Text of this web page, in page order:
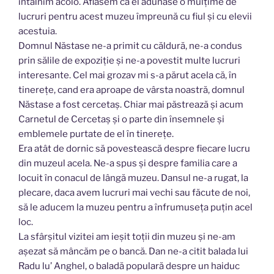
lucruri pentru acest muzeu împreună cu fiul și cu elevii
acestuia.
Domnul Năstase ne-a primit cu căldură, ne-a condus
prin sălile de expoziție și ne-a povestit multe lucruri
interesante. Cel mai grozav mi s-a părut acela că, în
tinerețe, cand era aproape de vârsta noastră, domnul
Năstase a fost cercetaș. Chiar mai păstrează și acum
Carnetul de Cercetaș și o parte din însemnele și
emblemele purtate de el în tinerețe.
Era atât de dornic să povestească despre fiecare lucru
din muzeul acela. Ne-a spus și despre familia care a
locuit în conacul de lângă muzeu. Dansul ne-a rugat, la
plecare, daca avem lucruri mai vechi sau făcute de noi,
să le aducem la muzeu pentru a înfrumuseța puțin acel
loc.
La sfârșitul vizitei am ieșit toții din muzeu și ne-am
așezat să mâncăm pe o bancă. Dan ne-a citit balada lui
Radu lu’ Anghel, o baladă populară despre un haiduc